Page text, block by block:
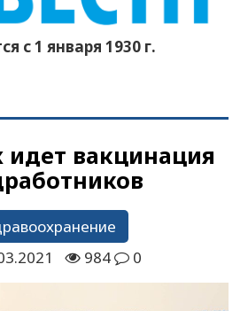
с 1 января 1930 г.
идет вакцинация
984 0